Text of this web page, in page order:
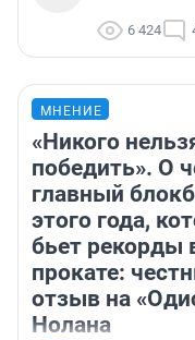
6 424
МНЕНИЕ
«Никого
победить». О
главный
этого года,
бьет рекорды
прокате:
отзыв на
Нолана